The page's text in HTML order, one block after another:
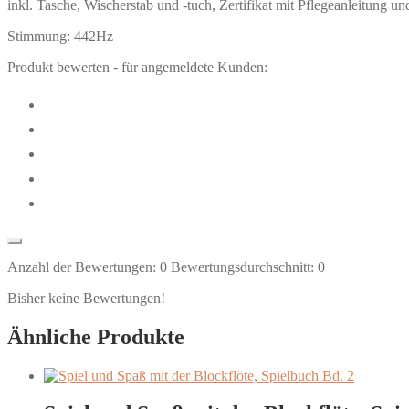
inkl. Tasche, Wischerstab und -tuch, Zertifikat mit Pflegeanleitung
Stimmung: 442Hz
Produkt bewerten - für angemeldete Kunden:
Anzahl der Bewertungen: 0 Bewertungsdurchschnitt: 0
Bisher keine Bewertungen!
Ähnliche Produkte